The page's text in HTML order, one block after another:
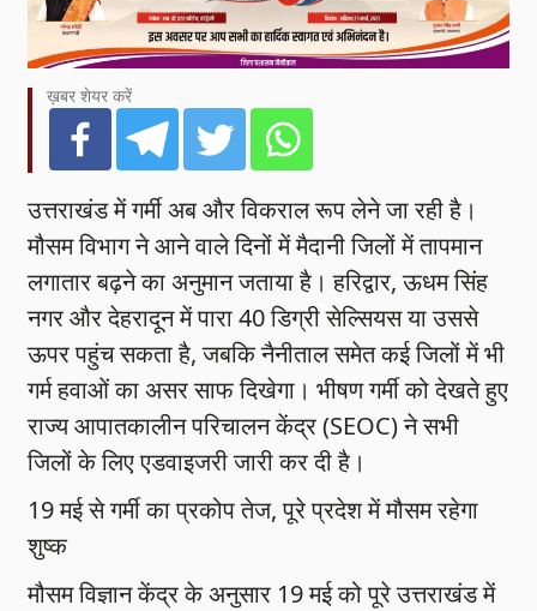
ख़बर शेयर करें
उत्तराखंड में गर्मी अब और विकराल रूप लेने जा रही है।
मौसम विभाग ने आने वाले दिनों में मैदानी जिलों में तापमान
लगातार बढ़ने का अनुमान जताया है। हरिद्वार, ऊधम सिंह
नगर और देहरादून में पारा 40 डिग्री सेल्सियस या उससे
ऊपर पहुंच सकता है, जबकि नैनीताल समेत कई जिलों में भी
गर्म हवाओं का असर साफ दिखेगा। भीषण गर्मी को देखते हुए
राज्य आपातकालीन परिचालन केंद्र (SEOC) ने सभी
जिलों के लिए एडवाइजरी जारी कर दी है।
19 मई से गर्मी का प्रकोप तेज, पूरे प्रदेश में मौसम रहेगा
शुष्क
मौसम विज्ञान केंद्र के अनुसार 19 मई को पूरे उत्तराखंड में